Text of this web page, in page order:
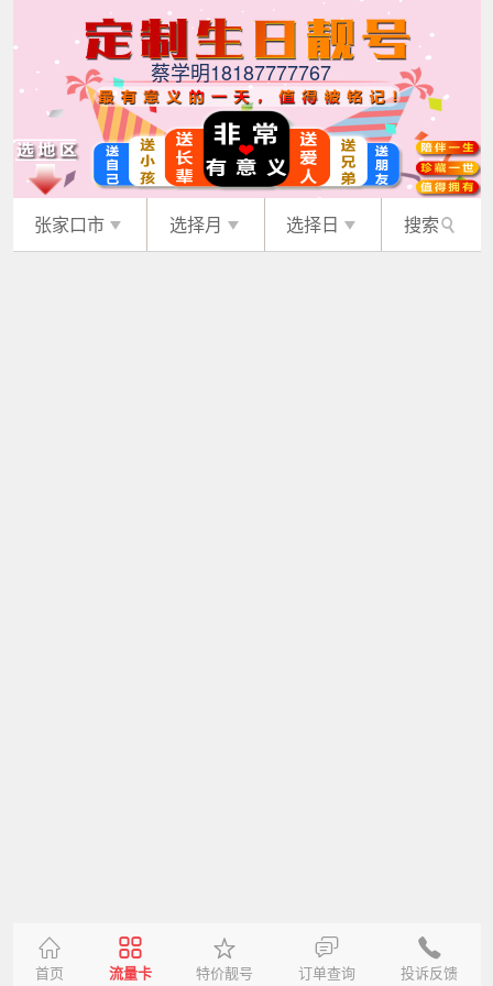
蔡学明18187777767
张家口市 选择月 选择日 搜索
首页 流量卡 特价靓号 订单查询 投诉反馈